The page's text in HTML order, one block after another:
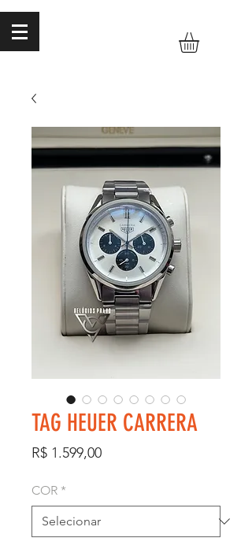
TAG HEUER CARRERA
R$ 1.599,00Preço
COR *